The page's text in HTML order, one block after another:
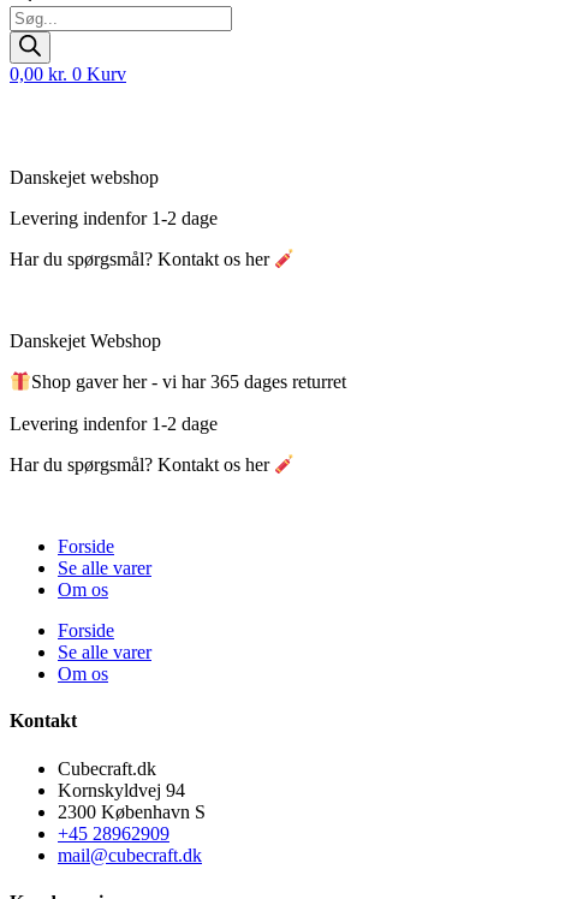
Products
search
0,00 kr. 0 Kurv
Danskejet webshop
Levering indenfor 1-2 dage
Har du spørgsmål? Kontakt os her
Danskejet Webshop
Shop gaver her - vi har 365 dages returret
Levering indenfor 1-2 dage
Har du spørgsmål? Kontakt os her
Forside
Se alle varer
Om os
Forside
Se alle varer
Om os
Kontakt
Cubecraft.dk
Kornskyldvej 94
2300 København S
+45 28962909
mail@cubecraft.dk